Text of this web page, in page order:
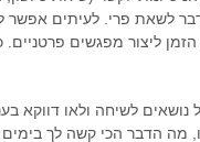
לשאת פרי. לעיתים אפשר
ליצור מפגשים
לשיחה ולאו דווקא
מה הדבר הכי קשה לך